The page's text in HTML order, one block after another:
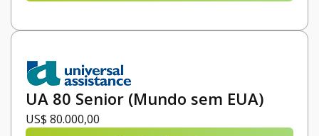
UA 80 Senior (Mundo sem EUA)
US$ 80.000,00